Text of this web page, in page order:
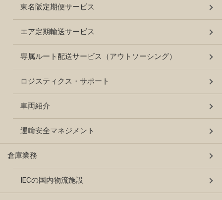
東名阪定期便サービス
エア定期輸送サービス
専属ルート配送サービス（アウトソーシング）
ロジスティクス・サポート
車両紹介
運輸安全マネジメント
倉庫業務
IECの国内物流施設